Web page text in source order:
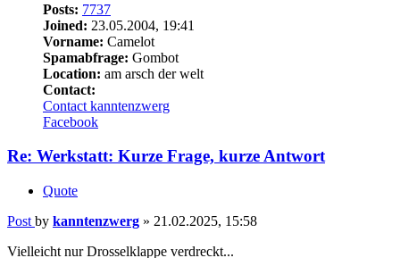
Posts: 7737
Joined: 23.05.2004, 19:41
Vorname: Camelot
Spamabfrage: Gombot
Location: am arsch der welt
Contact:
Contact kanntenzwerg
Facebook
Re: Werkstatt: Kurze Frage, kurze Antwort
Quote
Post by kanntenzwerg » 21.02.2025, 15:58
Vielleicht nur Drosselklappe verdreckt...